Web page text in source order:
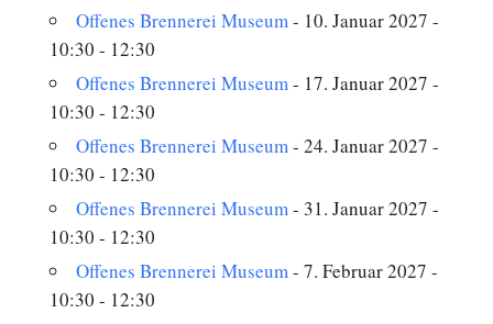
Offenes Brennerei Museum- 10. Januar 2027 -
10:30 - 12:30
Offenes Brennerei Museum- 17. Januar 2027 -
10:30 - 12:30
Offenes Brennerei Museum- 24. Januar 2027 -
10:30 - 12:30
Offenes Brennerei Museum- 31. Januar 2027 -
10:30 - 12:30
Offenes Brennerei Museum- 7. Februar 2027 -
10:30 - 12:30